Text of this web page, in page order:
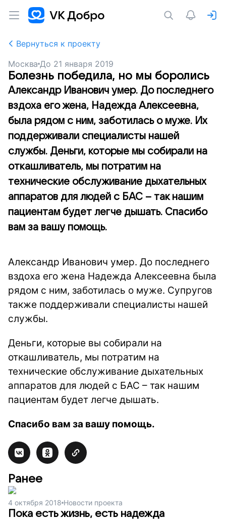
Вернуться к проекту
Москва До 21 января 2019
Болезнь победила, но мы боролись
Александр Иванович умер. До последнего
вздоха его жена, Надежда Алексеевна,
была рядом с ним, заботилась о муже. Их
поддерживали специалисты нашей
службы. Деньги, которые мы собирали на
откашливатель, мы потратим на
технические обслуживание дыхательных
аппаратов для людей с БАС – так нашим
пациентам будет легче дышать. Спасибо
вам за вашу помощь.
Александр Иванович умер. До последнего
вздоха его жена Надежда Алексеевна была
рядом с ним, заботилась о муже. Супругов
также поддерживали специалисты нашей
службы.
Деньги, которые вы собирали на
откашливатель, мы потратим на
технические обслуживание дыхательных
аппаратов для людей с БАС – так нашим
пациентам будет легче дышать.
Спасибо вам за вашу помощь.
Ранее
4 октября 2018 Новости проекта
Пока есть жизнь, есть надежда